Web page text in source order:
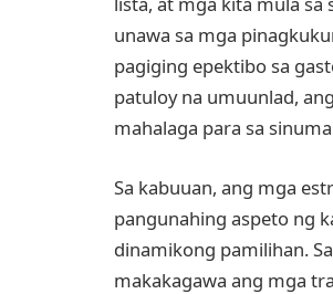
unawa sa mga
pagiging epektibo sa
patuloy na umuunlad,
mahalaga para sa
Sa kabuuan, ang mga
pangunahing aspeto ng
dinamikong pamilihan.
makakagawa ang mga